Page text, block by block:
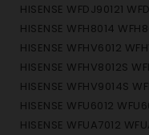
HISENSE WFDJ90121
HISENSE WFH8014
HISENSE WFHV6012
HISENSE WFHV8012S
HISENSE WFHV9014S
HISENSE WFU6012
HISENSE WFUA7012